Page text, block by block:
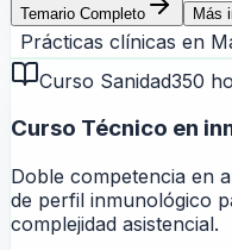
Temario Completo Más
Prácticas clínicas en
Curso Sanidad350
Curso Técnico en
Doble competencia en
de perfil inmunológico
complejidad asistencial.